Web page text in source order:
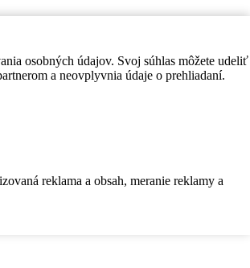
osobných údajov. Svoj súhlas môžete udeliť
a neovplyvnia údaje o prehliadaní.
reklama a obsah, meranie reklamy a